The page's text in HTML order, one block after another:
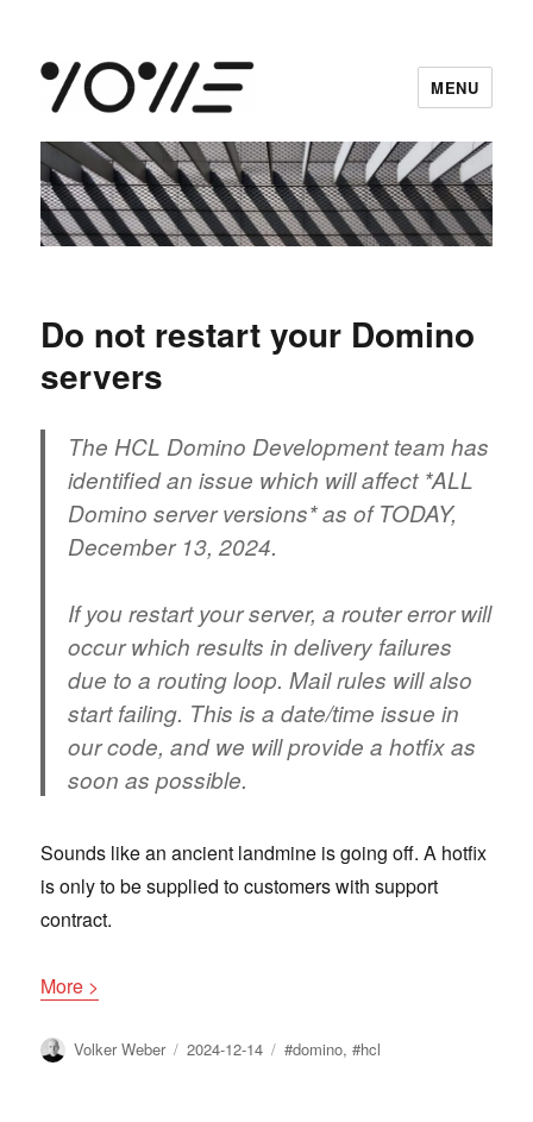
vowe dot net
MENU
Do not restart your Domino
servers
The HCL Domino Development team has
identified an issue which will affect *ALL
Domino server versions* as of TODAY,
December 13, 2024.
If you restart your server, a router error will
occur which results in delivery failures
due to a routing loop. Mail rules will also
start failing. This is a date/time issue in
our code, and we will provide a hotfix as
soon as possible.
Sounds like an ancient landmine is going off. A hotfix
is only to be supplied to customers with support
contract.
More >
Author
Volker Weber
Posted
2024-12-14 Tags
#domino,#hcl